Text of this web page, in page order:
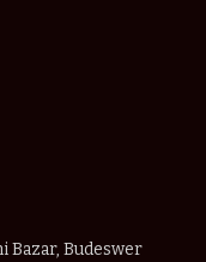
Bazar, Budeswer